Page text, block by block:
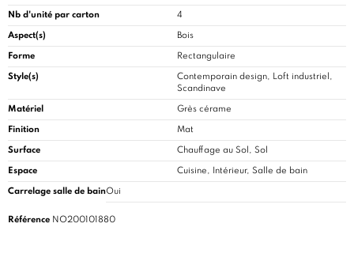
Nb d'unité par carton 4
Aspect(s) Bois
Forme Rectangulaire
Style(s)
Contemporain design, Loft industriel,
Scandinave
Matériel Grès cérame
Finition Mat
Surface Chauffage au Sol, Sol
Espace Cuisine, Intérieur, Salle de bain
Carrelage salle de bainOui
Référence NO200101880